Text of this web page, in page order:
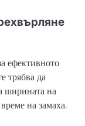
ефективното
трябва да
ширината на
на замаха.